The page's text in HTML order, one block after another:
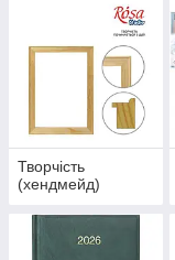
Творчість
(хендмейд)